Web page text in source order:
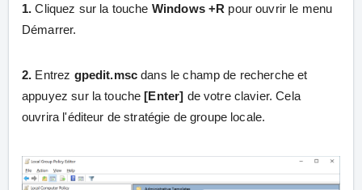
1. Cliquez sur la touche Windows +R pour ouvrir le menu
Démarrer.
2. Entrez gpedit.msc dans le champ de recherche et
appuyez sur la touche[Enter] de votre clavier. Cela
ouvrira l'éditeur de stratégie de groupe locale.